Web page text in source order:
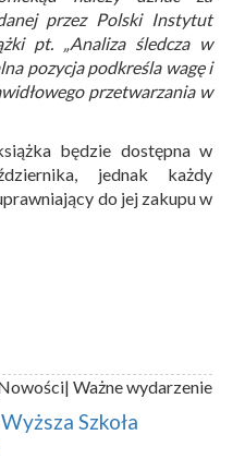
przez Polski Instytut
pt. „Analiza śledcza w
pozycja podkreśla wagę i
przetwarzania w
będzie dostępna w
jednak każdy
do jej zakupu w
| Ważne wydarzenie
Szkoła